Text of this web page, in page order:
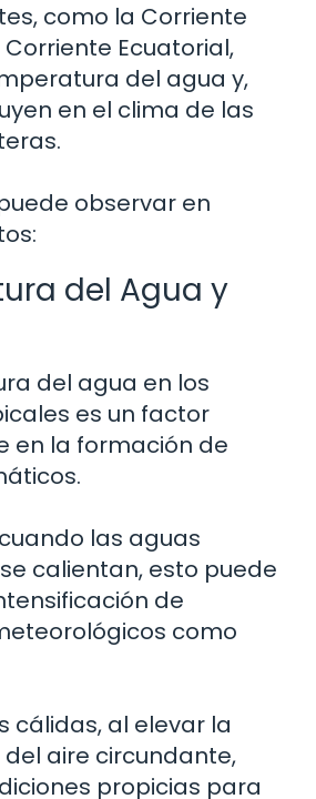
como la Corriente
Ecuatorial,
del agua y,
en el clima de las
observar en
del Agua y
del agua en los
es un factor
en la formación de
las aguas
calientan, esto puede
de
como
cálidas, al elevar la
aire circundante,
propicias para